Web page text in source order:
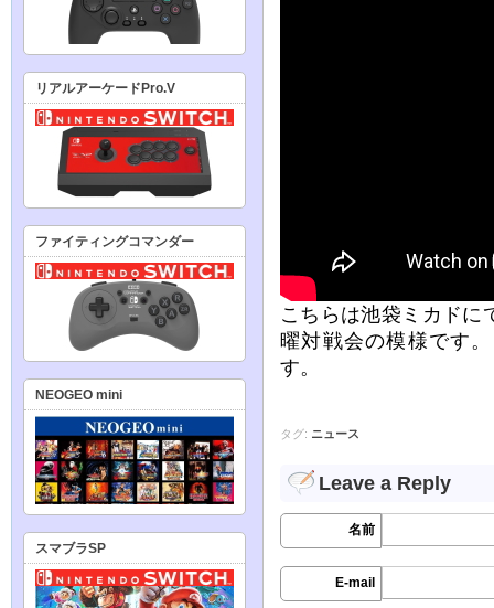
こちらは池袋ミカドに
曜対戦会の模様です
す。
タグ: ニュース
Leave a Reply
名前
E-mail
リアルアーケードPro.V
ファイティングコマンダー
NEOGEO mini
スマブラSP